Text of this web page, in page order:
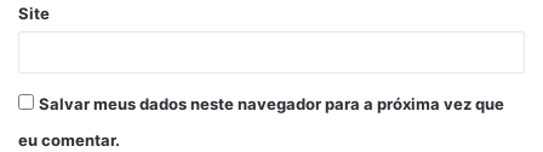
Site
Salvar meus dados neste navegador para a próxima vez que
eu comentar.